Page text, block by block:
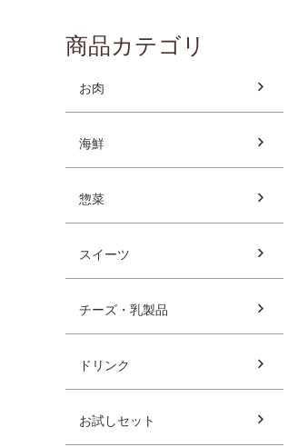
商品カテゴリ
お肉
海鮮
惣菜
スイーツ
チーズ・乳製品
ドリンク
お試しセット